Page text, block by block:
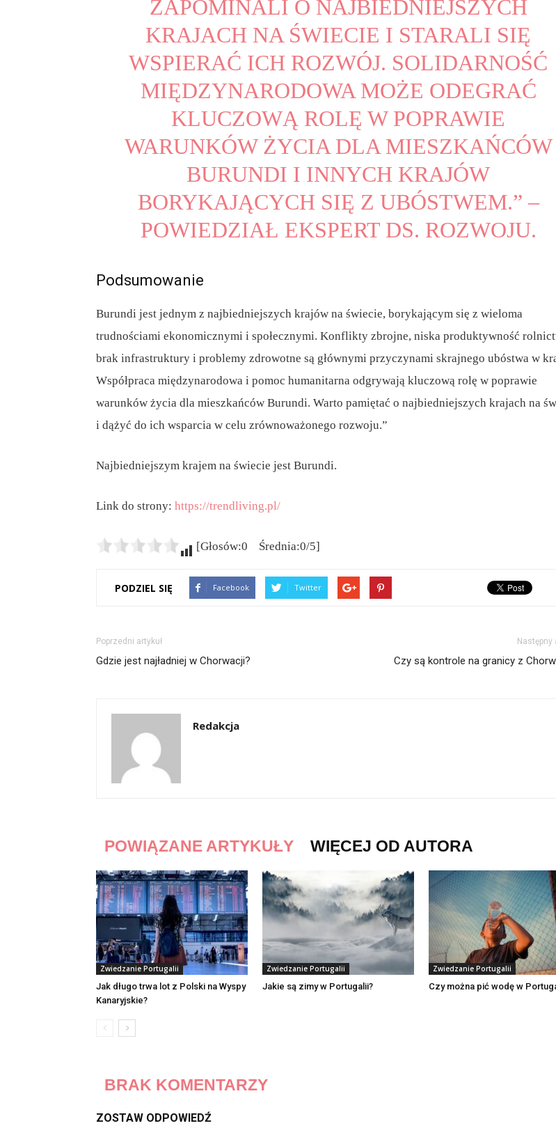
ZAPOMINALI O NAJBIEDNIEJSZYCH
KRAJACH NA ŚWIECIE I STARALI SIĘ
WSPIERAĆ ICH ROZWÓJ. SOLIDARNOŚĆ
MIĘDZYNARODOWA MOŻE ODEGRAĆ
KLUCZOWĄ ROLĘ W POPRAWIE
WARUNKÓW ŻYCIA DLA MIESZKAŃCÓW
BURUNDI I INNYCH KRAJÓW
BORYKAJĄCYCH SIĘ Z UBÓSTWEM.” –
POWIEDZIAŁ EKSPERT DS. ROZWOJU.
Podsumowanie
Burundi jest jednym z najbiedniejszych krajów na świecie, borykającym się z wieloma
trudnościami ekonomicznymi i społecznymi. Konflikty zbrojne, niska produktywność
brak infrastruktury i problemy zdrowotne są głównymi przyczynami skrajnego ubóstwa w
Współpraca międzynarodowa i pomoc humanitarna odgrywają kluczową rolę w poprawie
warunków życia dla mieszkańców Burundi. Warto pamiętać o najbiedniejszych krajach na
i dążyć do ich wsparcia w celu zrównoważonego rozwoju.”
Najbiedniejszym krajem na świecie jest Burundi.
Link do strony: https://trendliving.pl/
[Głosów:0 Średnia:0/5]
PODZIEL SIĘ Facebook Twitter
Poprzedni artykuł
Gdzie jest najładniej w Chorwacji?
Następny
Czy są kontrole na granicy z
Redakcja
POWIĄZANE ARTYKUŁY WIĘCEJ OD AUTORA
Zwiedzanie Portugalii
Jak długo trwa lot z Polski na Wyspy
Kanaryjskie?
Zwiedzanie Portugalii
Jakie są zimy w Portugalii?
Zwiedzanie Portugalii
Czy można pić wodę w
BRAK KOMENTARZY
ZOSTAW ODPOWIEDŹ